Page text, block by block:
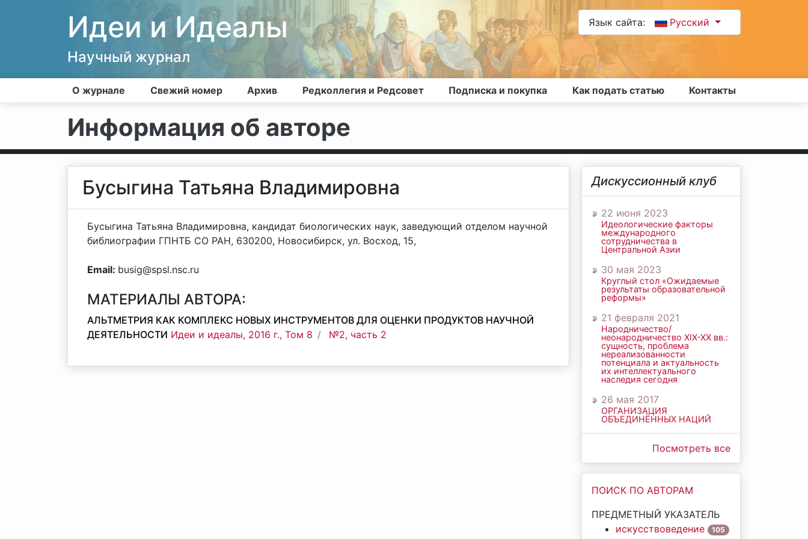
Идеи и Идеалы
Научный журнал
Язык сайта: Русский
О журнале Свежий номер Архив Редколлегия и Редсовет Подписка и покупка Как подать статью Контакты
Информация об авторе
Бусыгина Татьяна Владимировна
Бусыгина Татьяна Владимировна, кандидат биологических наук, заведующий отделом научной
библиографии ГПНТБ СО РАН, 630200, Новосибирск, ул. Восход, 15,
Email: busig@spsl.nsc.ru
МАТЕРИАЛЫ АВТОРА:
АЛЬТМЕТРИЯ КАК КОМПЛЕКС НОВЫХ ИНСТРУМЕНТОВ ДЛЯ ОЦЕНКИ ПРОДУКТОВ НАУЧНОЙ
ДЕЯТЕЛЬНОСТИ Идеи и идеалы, 2016 г., Том 8 №2, часть 2
Дискуссионный клуб
22 июня 2023
Идеологические факторы
международного
сотрудничества в
Центральной Азии
30 мая 2023
Круглый стол «Ожидаемые
результаты образовательной
реформы»
21 февраля 2021
Народничество/
неонародничество ХIХ-ХХ вв.:
сущность, проблема
нереализованности
потенциала и актуальность
их интеллектуального
наследия сегодня
26 мая 2017
ОРГАНИЗАЦИЯ
ОБЪЕДИНЁННЫХ НАЦИЙ
Посмотреть все
ПОИСК ПО АВТОРАМ
ПРЕДМЕТНЫЙ УКАЗАТЕЛЬ
искусствоведение
105